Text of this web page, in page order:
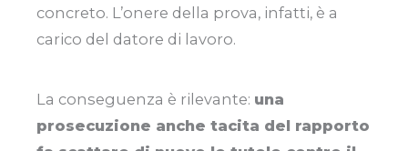
concreto. L’onere della prova, infatti, è a
carico del datore di lavoro.
La conseguenza è rilevante: una
prosecuzione anche tacita del rapporto